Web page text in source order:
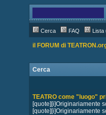
Cerca FAQ Lista
il FORUM di
Cerca
TEATRO come "luogo"
[quote][i]Originariamente
[quote][i]Originariamente